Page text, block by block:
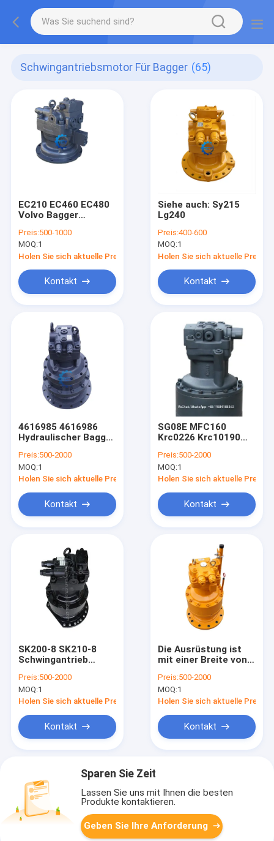
Schwingantriebsmotor Für Bagger (65)
EC210 EC460 EC480
Volvo Bagger
M5X130
VOE14555790
14552686 14550092
Preis:500-1000
MOQ:1
Holen Sie sich aktuelle Preis
Kontakt
Siehe auch: Sy215
Lg240
Preis:400-600
MOQ:1
Holen Sie sich aktuelle Preis
Kontakt
4616985 4616986
Hydraulischer Bagger
Hitachi ZX330
ZX330-3 ZX350-3
ZX330-5G
Preis:500-2000
MOQ:1
Holen Sie sich aktuelle Preis
Kontakt
SG08E MFC160
Krc0226 Krc10190
Hydraulischer
Schleudermotor
Cx210 Sh200
Preis:500-2000
MOQ:1
Holen Sie sich aktuelle Preis
Kontakt
SK200-8 SK210-8
Schwingantrieb
Bagger M5X130
M5X130CHB
YN15V00036F3
YN15V00035F1
Preis:500-2000
MOQ:1
Holen Sie sich aktuelle Preis
Kontakt
Die Ausrüstung ist
mit einer Breite von
einer Breite von mehr
als 10 m.
Preis:500-2000
MOQ:1
Holen Sie sich aktuelle Preis
Kontakt
Sparen Sie Zeit
Lassen Sie uns mit Ihnen die besten
Produkte kontaktieren.
Geben Sie Ihre Anforderung